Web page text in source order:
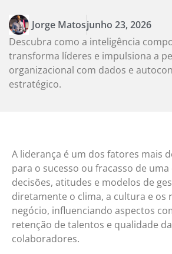
Jorge Matosjunho 23, 2026
Descubra como a inteligência
transforma líderes e impulsiona a
organizacional com dados e
estratégico.
A liderança é um dos fatores mais
para o sucesso ou fracasso de uma
decisões, atitudes e modelos de
diretamente o clima, a cultura e os
negócio, influenciando aspectos
retenção de talentos e qualidade
colaboradores.